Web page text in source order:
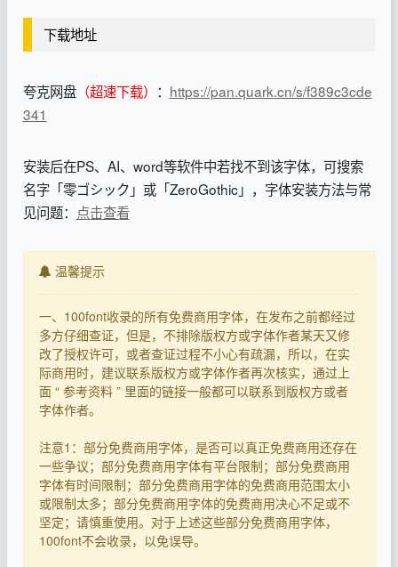
下载地址
夸克网盘（超速下载） ： https://pan.quark.cn/s/f389c3cde
341
安装后在PS、AI、word等软件中若找不到该字体，可搜索
名字「零ゴシック」或「ZeroGothic」，字体安装方法与常
见问题： 点击查看
温馨提示
一、100font收录的所有免费商用字体，在发布之前都经过
多方仔细查证，但是，不排除版权方或字体作者某天又修
改了授权许可，或者查证过程不小心有疏漏，所以，在实
际商用时，建议联系版权方或字体作者再次核实，通过上
面 “ 参考资料 ” 里面的链接一般都可以联系到版权方或者
字体作者。
注意1：部分免费商用字体，是否可以真正免费商用还存在
一些争议；部分免费商用字体有平台限制；部分免费商用
字体有时间限制；部分免费商用字体的免费商用范围太小
或限制太多；部分免费商用字体的免费商用决心不足或不
坚定；请慎重使用。对于上述这些部分免费商用字体，
100font不会收录，以免误导。